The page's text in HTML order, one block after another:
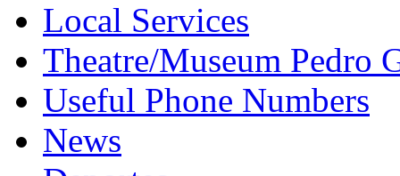
Local Services
Theatre/Museum Pedro
Useful Phone Numbers
News